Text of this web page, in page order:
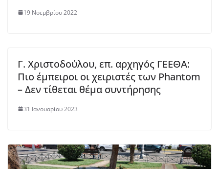
19 Νοεμβρίου 2022
Γ. Χριστοδούλου, επ. αρχηγός ΓΕΕΘΑ:
Πιο έμπειροι οι χειριστές των Phantom
– Δεν τίθεται θέμα συντήρησης
31 Ιανουαρίου 2023